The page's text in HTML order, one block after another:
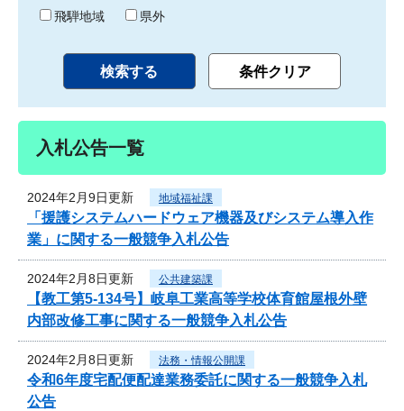
飛騨地域
県外
入札公告一覧
2024年2月9日更新 地域福祉課
「援護システムハードウェア機器及びシステム導入作
業」に関する一般競争入札公告
2024年2月8日更新 公共建築課
【教工第5-134号】岐阜工業高等学校体育館屋根外壁
内部改修工事に関する一般競争入札公告
2024年2月8日更新 法務・情報公開課
令和6年度宅配便配達業務委託に関する一般競争入札
公告